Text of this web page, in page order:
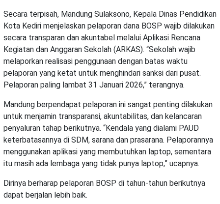
Secara terpisah, Mandung Sulaksono, Kepala Dinas Pendidikan
Kota Kediri menjelaskan pelaporan dana BOSP wajib dilakukan
secara transparan dan akuntabel melalui Aplikasi Rencana
Kegiatan dan Anggaran Sekolah (ARKAS). “Sekolah wajib
melaporkan realisasi penggunaan dengan batas waktu
pelaporan yang ketat untuk menghindari sanksi dari pusat.
Pelaporan paling lambat 31 Januari 2026,” terangnya.
Mandung berpendapat pelaporan ini sangat penting dilakukan
untuk menjamin transparansi, akuntabilitas, dan kelancaran
penyaluran tahap berikutnya. “Kendala yang dialami PAUD
keterbatasannya di SDM, sarana dan prasarana. Pelaporannya
menggunakan aplikasi yang membutuhkan laptop, sementara
itu masih ada lembaga yang tidak punya laptop,” ucapnya.
Dirinya berharap pelaporan BOSP di tahun-tahun berikutnya
dapat berjalan lebih baik.